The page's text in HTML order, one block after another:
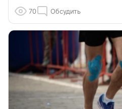
70 Обсудить